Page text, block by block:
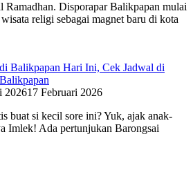
Ramadhan. Disporapar Balikpapan mulai
religi sebagai magnet baru di kota
Balikpapan Hari Ini, Cek Jadwal di
202617 Februari 2026
buat si kecil sore ini? Yuk, ajak anak-
Imlek! Ada pertunjukan Barongsai